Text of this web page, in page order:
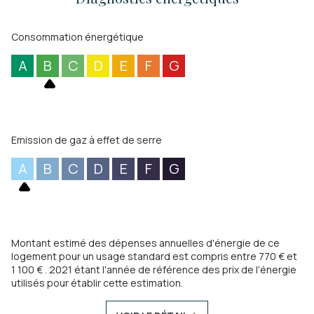
TTC (450 000 € hors honoraires).
Consommation énergétique
A B C D E F G
Emission de gaz à effet de serre
A B C D E F G
Montant estimé des dépenses annuelles d'énergie de ce
logement pour un usage standard est compris entre 770 € et
1 100 € . 2021 étant l'année de référence des prix de l'énergie
utilisés pour établir cette estimation.